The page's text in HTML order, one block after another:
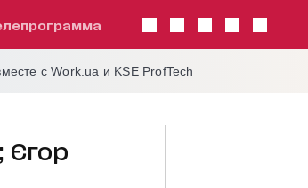
с Work.ua и KSE ProfTech
Єгор